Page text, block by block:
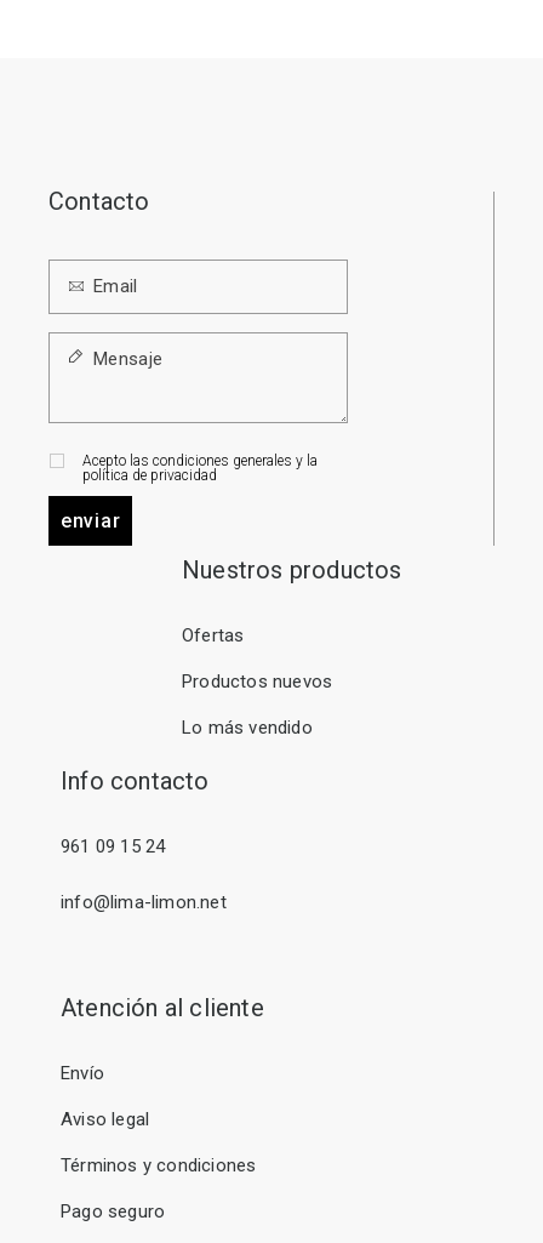
Contacto
Acepto las condiciones generales y la
política de privacidad
enviar
Nuestros productos
Ofertas
Productos nuevos
Lo más vendido
Info contacto
961 09 15 24
info@lima-limon.net
Atención al cliente
Envío
Aviso legal
Términos y condiciones
Pago seguro